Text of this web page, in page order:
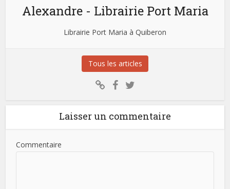
Alexandre - Librairie Port Maria
Librairie Port Maria à Quiberon
Tous les articles
Laisser un commentaire
Commentaire